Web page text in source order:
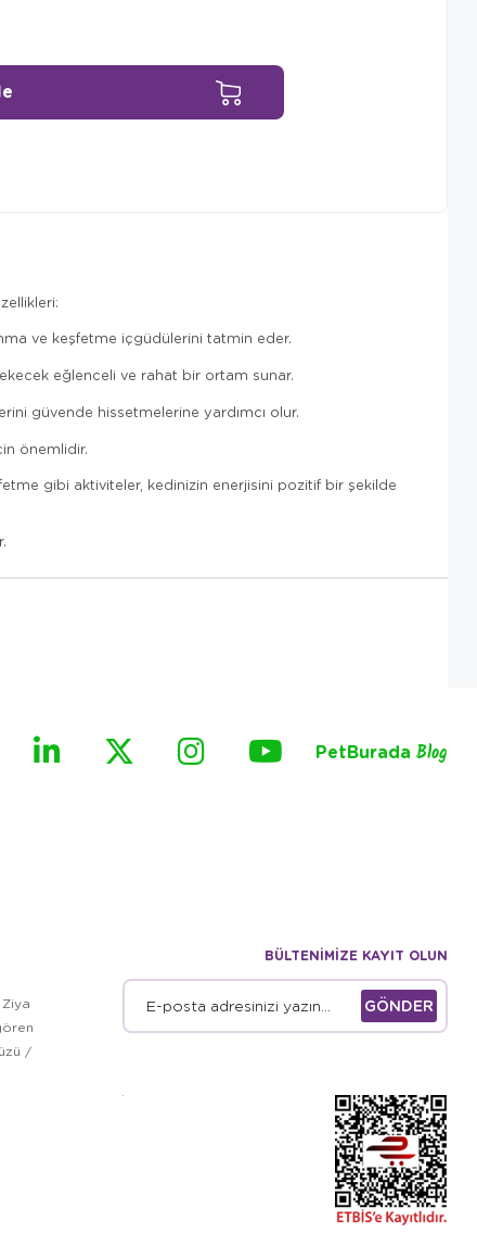
ve keşfetme içgüdülerini tatmin eder.
eğlenceli ve rahat bir ortam sunar.
güvende hissetmelerine yardımcı olur.
önemlidir.
gibi aktiviteler, kedinizin enerjisini pozitif bir şekilde
PetBurada Blog
/
BÜLTENİMİZE KAYIT OLUN
GÖNDER